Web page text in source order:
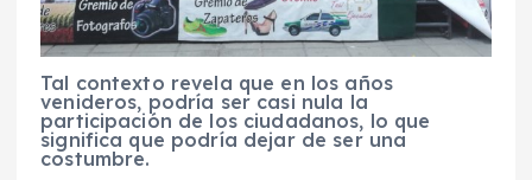
Tal contexto revela que en los años
venideros, podría ser casi nula la
participación de los ciudadanos, lo que
significa que podría dejar de ser una
costumbre.